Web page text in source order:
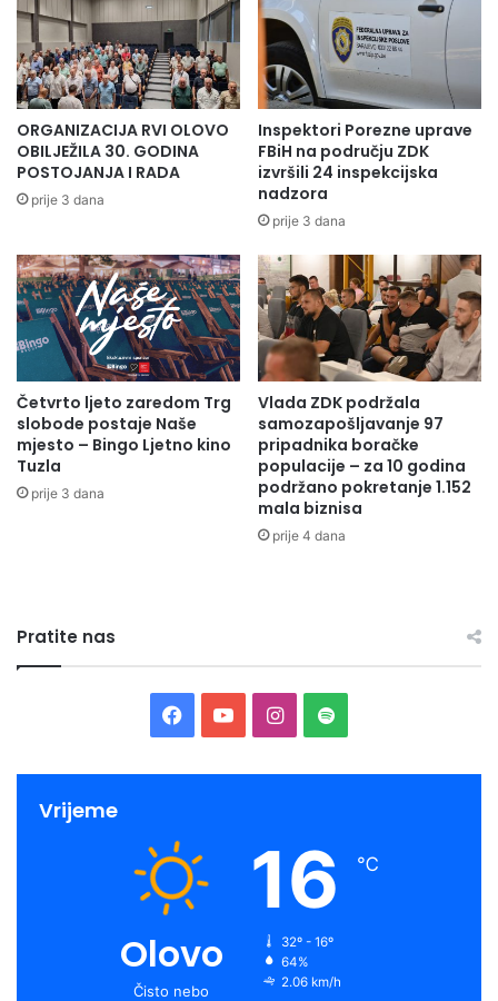
ORGANIZACIJA RVI OLOVO
OBILJEŽILA 30. GODINA
POSTOJANJA I RADA
prije 3 dana
Inspektori Porezne uprave
FBiH na području ZDK
izvršili 24 inspekcijska
nadzora
prije 3 dana
Četvrto ljeto zaredom Trg
slobode postaje Naše
mjesto – Bingo Ljetno kino
Tuzla
prije 3 dana
Vlada ZDK podržala
samozapošljavanje 97
pripadnika boračke
populacije – za 10 godina
podržano pokretanje 1.152
mala biznisa
prije 4 dana
Pratite nas
Facebook
YouTubeInstagram
Spotify
Vrijeme
Olovo
Čisto nebo
16 ℃
32º - 16º
64%
2.06 km/h